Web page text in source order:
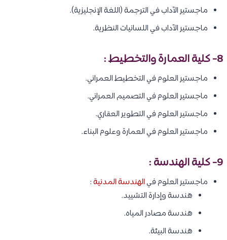
ماجستير الآداب في الترجمة (اللغة الإنجليزية).
ماجستير الآداب في اللسانيات النظرية.
8- كلية العمارة والتخطيط :
ماجستير العلوم في التخطيط العمراني.
ماجستير العلوم في التصميم العمراني.
ماجستير العلوم في التطوير العقاري.
ماجستير العلوم في العمارة وعلوم البناء.
9- كلية الهندسة :
ماجستير العلوم فيالهندسة المدنية:
هندسة وإدارة التشييد.
هندسة مصادر المياه.
هندسة البيئة.